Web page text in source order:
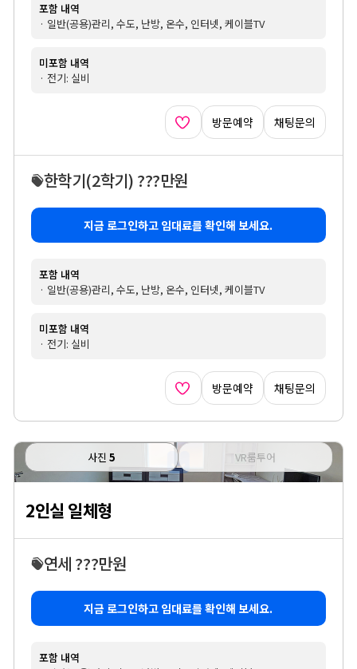
포함 내역
· 일반(공용)관리, 수도, 난방, 온수, 인터넷, 케이블TV
미포함 내역
· 전기: 실비
방문예약 채팅문의
한학기(2학기) ???만원
지금 로그인하고 임대료를 확인해 보세요.
포함 내역
· 일반(공용)관리, 수도, 난방, 온수, 인터넷, 케이블TV
미포함 내역
· 전기: 실비
방문예약 채팅문의
사진 5 VR룸투어
2인실 일체형
연세 ???만원
지금 로그인하고 임대료를 확인해 보세요.
포함 내역